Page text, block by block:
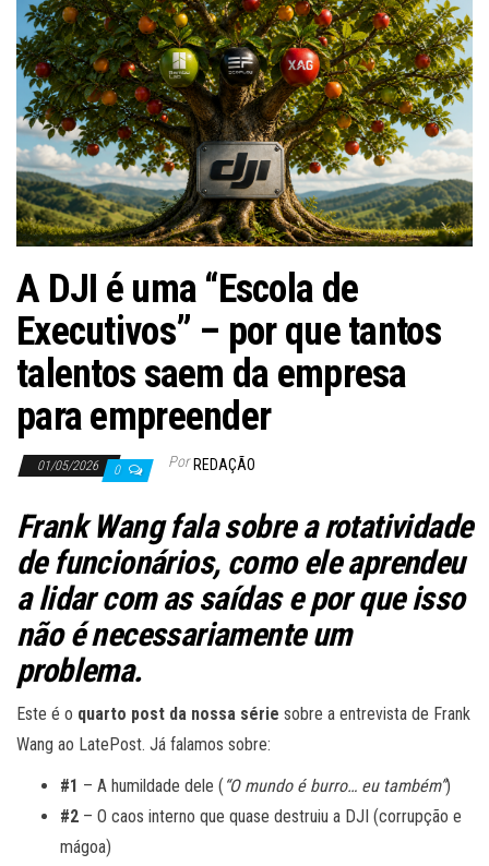
o
A DJI é uma “Escola de
Executivos” – por que tantos
talentos saem da empresa
para empreender
01/05/2026 0 Por REDAÇÃO
Frank Wang fala sobre a rotatividade
de funcionários, como ele aprendeu
a lidar com as saídas e por que isso
não é necessariamente um
problema.
Este é o quarto post da nossa série sobre a entrevista de Frank
Wang ao LatePost. Já falamos sobre:
#1 – A humildade dele ( “O mundo é burro… eu também”)
#2 – O caos interno que quase destruiu a DJI (corrupção e
mágoa)